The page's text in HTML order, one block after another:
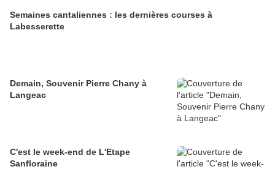
Semaines cantaliennes : les dernières courses à
Labesserette
Demain, Souvenir Pierre Chany à
Langeac
C'est le week-end de L'Etape
Sanfloraine